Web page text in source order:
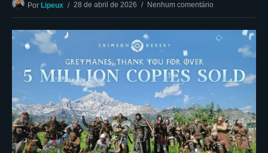
Por Lipeux 28 de abril de 2026 Nenhum comentário